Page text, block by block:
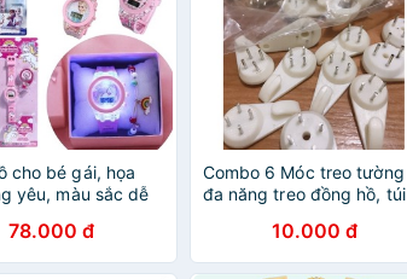
cho bé gái, họa
yêu, màu sắc dễ
tuổi Mẹ Bắp Shop
78.000 đ
Combo 6 Móc treo tường
đa năng treo đồng hồ, túi
10.000 đ